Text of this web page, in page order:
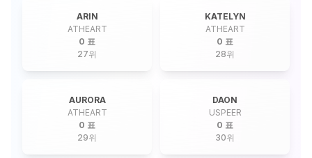
ARIN
ATHEART
0 표
27위
KATELYN
ATHEART
0 표
28위
AURORA
ATHEART
0 표
29위
DAON
USPEER
0 표
30위